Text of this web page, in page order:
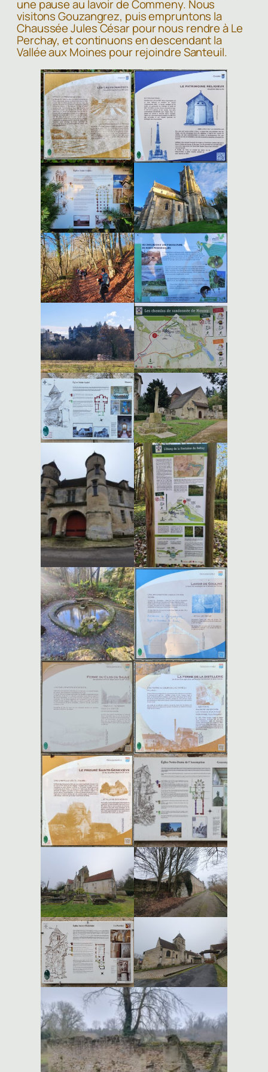
une pause au lavoir de Commeny. Nous
visitons Gouzangrez, puis empruntons la
Chaussée Jules César pour nous rendre à Le
Perchay, et continuons en descendant la
Vallée aux Moines pour rejoindre Santeuil.